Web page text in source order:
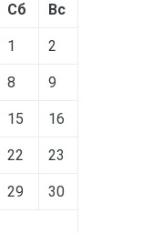
Сб Вс
1 2
8 9
15 16
22 23
29 30